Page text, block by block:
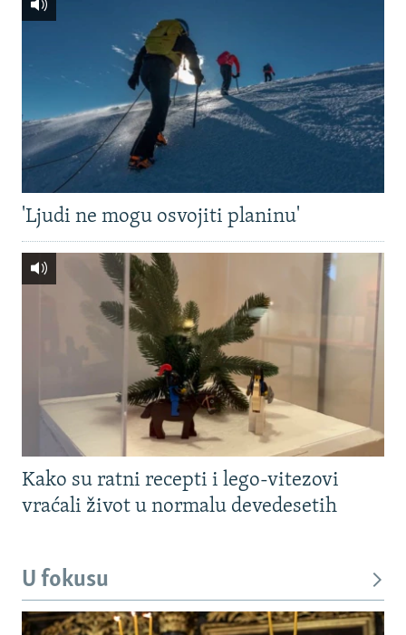
'Ljudi ne mogu osvojiti planinu'
Kako su ratni recepti i lego-vitezovi
vraćali život u normalu devedesetih
U fokusu